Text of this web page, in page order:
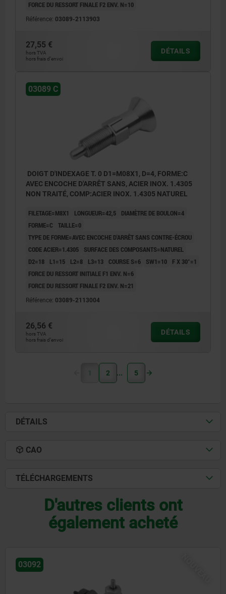
FORCE DU RESSORT FINALE F2 ENV. N=10
Référence: 03089-2113903
27,55 €
hors TVA
hors frais d’envoi
DÉTAILS
03089 C
DOIGT D'INDEXAGE T. 0 D1=M08X1, D=4, FORME:C
AVEC ENCOCHE D'ARRÊT SANS, ACIER INOX. 1.4305
NON TRAITÉ, COMP:ACIER INOX. 1.4305 NATUREL
FILETAGE=M8X1 LONGUEUR=42,5
DIAMÈTRE DE BOULON=4
FORME=C
TAILLE=0
TYPE DE FORME=AVEC ENCOCHE D'ARRÊT SANS CONTRE-ÉCROU
CODE ACIER=1.4305
SURFACE DES COMPOSANTS=NATUREL
D2=18
L1=15 L2=8 L3=13 COURSE S=6 SW1=10
F X 30°=1
FORCE DU RESSORT INITIALE F1 ENV. N=6
FORCE DU RESSORT FINALE F2 ENV. N=21
Référence: 03089-2113004
26,56 €
hors TVA
hors frais d’envoi
DÉTAILS
1 2 5
DÉTAILS
CAO
TÉLÉCHARGEMENTS
D'autres clients ont
également acheté
03092